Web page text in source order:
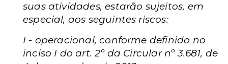
suas atividades, estarão sujeitos, em
especial, aos seguintes riscos:
I - operacional, conforme definido no
inciso I do art. 2º da Circular nº 3.681, de